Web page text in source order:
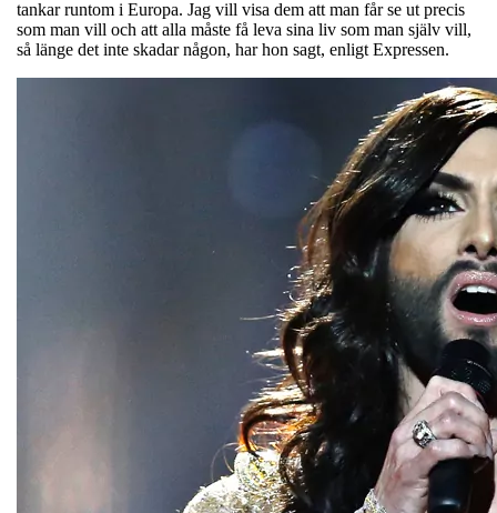
tankar runtom i Europa. Jag vill visa dem att man får se ut precis
som man vill och att alla måste få leva sina liv som man själv vill,
så länge det inte skadar någon, har hon sagt, enligt Expressen.